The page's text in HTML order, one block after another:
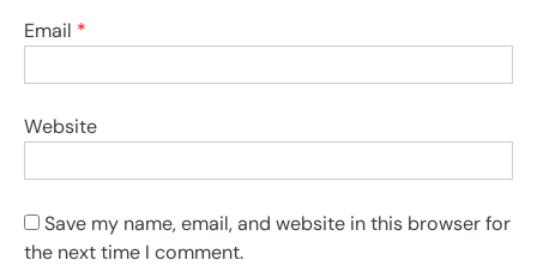
Email *
Website
Save my name, email, and website in this browser for
the next time I comment.